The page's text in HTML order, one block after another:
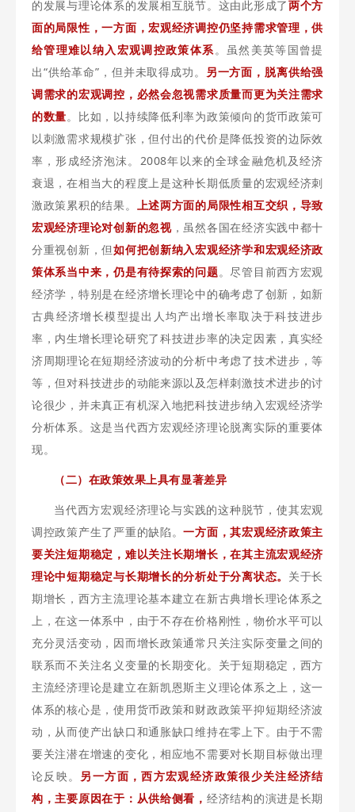
的发展与理论体系的发展相互脱节。这由此形成了两个方
面的局限性，一方面，宏观经济调控仍坚持需求管理，供
给管理难以纳入宏观调控政策体系。虽然美英等国曾提
出“供给革命”，但并未取得成功。
另一方面，脱离供给强
调需求的宏观调控，必然会忽视需求质量而更为关注需求
的数量。比如，以持续降低利率为政策倾向的货币政策可
以刺激需求规模扩张，但付出的代价是降低投资的边际效
率，形成经济泡沫。2008年以来的全球金融危机及经济
衰退，在相当大的程度上是这种长期低质量的宏观经济刺
激政策累积的结果。 上述两方面的局限性相互交织，导致
宏观经济理论对创新的忽视，虽然各国在经济实践中都十
分重视创新，但如何把创新纳入宏观经济学和宏观经济政
策体系当中来，仍是有待探索的问题。尽管目前西方宏观
经济学，特别是在经济增长理论中的确考虑了创新，如新
古典经济增长模型提出人均产出增长率取决于科技进步
率，内生增长理论研究了科技进步率的决定因素，真实经
济周期理论在短期经济波动的分析中考虑了技术进步，等
等，但对科技进步的动能来源以及怎样刺激技术进步的讨
论很少，并未真正有机深入地把科技进步纳入宏观经济学
分析体系。这是当代西方宏观经济理论脱离实际的重要体
现。
（二）在政策效果上具有显著差异
当代西方宏观经济理论与实践的这种脱节，使其宏观
调控政策产生了严重的缺陷。一方面，其宏观经济政策主
要关注短期稳定，难以关注长期增长，在其主流宏观经济
理论中短期稳定与长期增长的分析处于分离状态。 关于长
期增长，西方主流理论基本建立在新古典增长理论体系之
上，在这一体系中，由于不存在价格刚性，物价水平可以
充分灵活变动，因而增长政策通常只关注实际变量之间的
联系而不关注名义变量的长期变化。关于短期稳定，西方
主流经济理论是建立在新凯恩斯主义理论体系之上，这一
体系的核心是，使用货币政策和财政政策平抑短期经济波
动，从而使产出缺口和通胀缺口维持在零上下。由于不需
要关注潜在增速的变化，相应地不需要对长期目标做出理
论反映。 另一方面，西方宏观经济政策很少关注经济结
构，主要原因在于：从供给侧看， 经济结构的演进是长期